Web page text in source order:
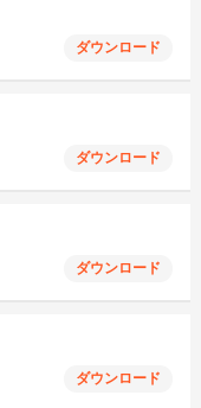
ダウンロード
ダウンロード
ダウンロード
ダウンロード